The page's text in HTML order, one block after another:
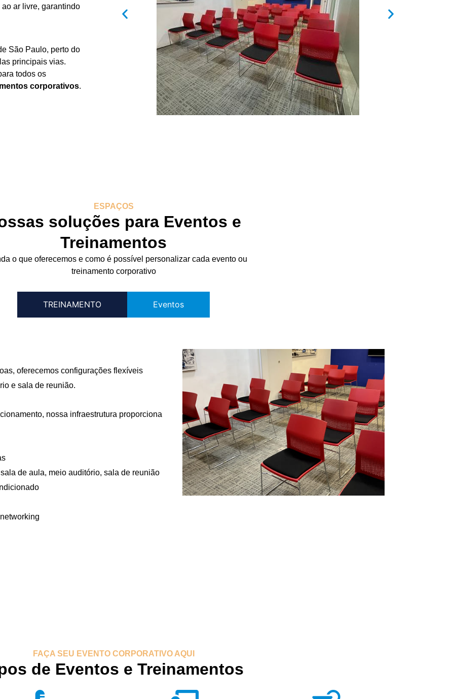
ar livre, garantindo
São Paulo, perto do
principais vias.
todos os
corporativos.
ESPAÇOS
soluções para Eventos e
Treinamentos
o que oferecemos e como é possível personalizar cada evento ou
treinamento corporativo
TREINAMENTO Eventos
oferecemos configurações flexíveis
e sala de reunião.
nossa infraestrutura proporciona
de aula, meio auditório, sala de reunião
FAÇA SEU EVENTO CORPORATIVO AQUI
de Eventos e Treinamentos